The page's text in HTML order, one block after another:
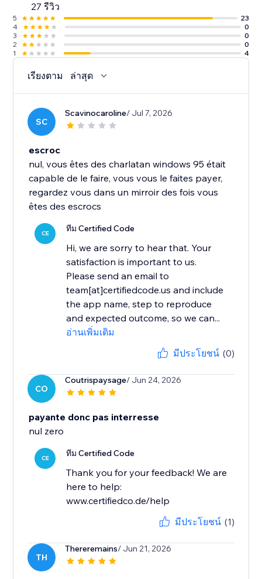
27 รีวิว
5
23
4
0
3
0
2
0
1
4
เรียงตาม ล่าสุด
SC
Scavinocaroline/ Jul 7, 2026
escroc
nul, vous êtes des charlatan windows 95 était
capable de le faire, vous vous le faites payer,
regardez vous dans un mirroir des fois vous
êtes des escrocs
CE ทีม Certified Code
Hi, we are sorry to hear that. Your
satisfaction is important to us.
Please send an email to
team[at]certifiedcode.us and include
the app name, step to reproduce
and expected outcome, so we can...
อ่านเพิ่มเติม
มีประโยชน์ (0)
CO
Coutrispaysage/ Jun 24, 2026
payante donc pas interresse
nul zero
CE ทีม Certified Code
Thank you for your feedback! We are
here to help:
www.certifiedco.de/help
มีประโยชน์ (1)
TH
Thereremains/ Jun 21, 2026